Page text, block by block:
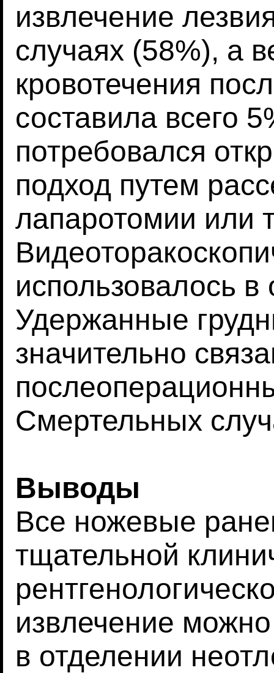
извлечение
случаях (58%), а
кровотечения
составила всего
потребовался
подход путем
лапаротомии или
использовалось
Удержанные
значительно
Смертельных
Выводы
Все ножевые
тщательной
извлечение
в отделении